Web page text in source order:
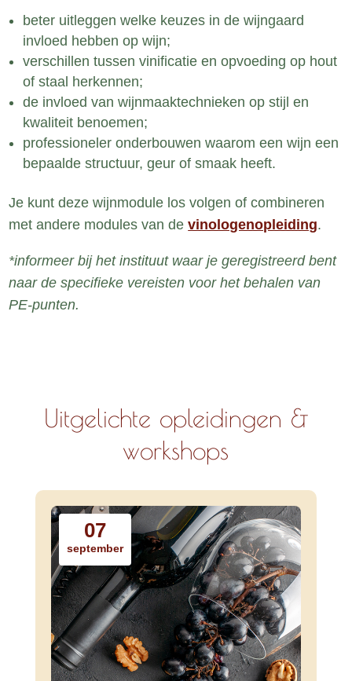
beter uitleggen welke keuzes in de wijngaard
invloed hebben op wijn;
verschillen tussen vinificatie en opvoeding op hout
of staal herkennen;
de invloed van wijnmaaktechnieken op stijl en
kwaliteit benoemen;
professioneler onderbouwen waarom een wijn een
bepaalde structuur, geur of smaak heeft.
Je kunt deze wijnmodule los volgen of combineren
met andere modules van devinologenopleiding.
*informeer bij het instituut waar je geregistreerd bent
naar de specifieke vereisten voor het behalen van
PE-punten.
Uitgelichte opleidingen &
workshops
07
september